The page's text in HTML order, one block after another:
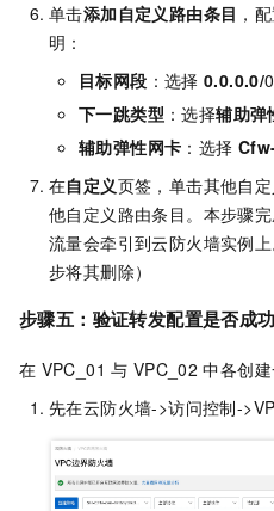
单击添加自定义路由条目 ，
明：
目标网段 ：选择 0.0.0.0/
下一跳类型 ：选择辅助弹
辅助弹性网卡 ：选择
在自定义页签，单击其他自
他自定义路由条目。本步骤
流量会牵引到云防火墙实例
步将其删除）
步骤五：验证转发配置是否成功
在 VPC_01 与 VPC_02 中各创
先在云防火墙->访问控制-